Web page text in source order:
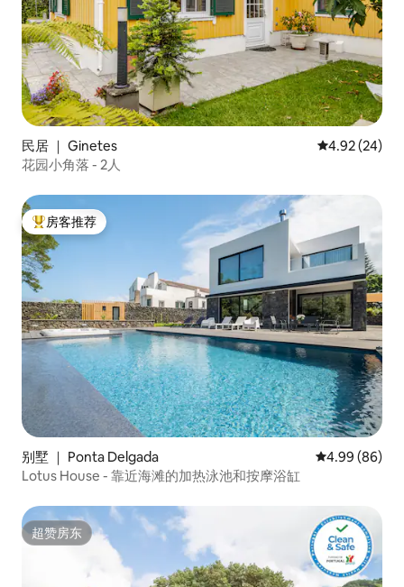
民居 ｜ Ginetes 平均评分
4.92 (24)
花园小角落 - 2人
热门「房客推荐」
房客推荐
别墅 ｜ Ponta Delgada 平均评分 4.99
4.99 (86)
Lotus House - 靠近海滩的加热泳池和按摩浴缸
超赞房东
超赞房东